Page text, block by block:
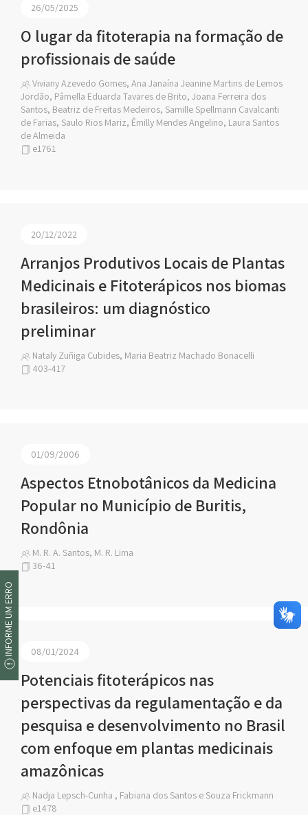
26/05/2025
O lugar da fitoterapia na formação de
profissionais de saúde
Viviany Azevedo Gomes, Ana Janaína Jeanine Martins de Lemos
Jordão, Pâmella Eduarda Tavares de Brito, Joana Ferreira dos
Santos, Beatriz de Freitas Medeiros, Samille Spellmann Cavalcanti
de Farias, Saulo Rios Mariz, Êmilly Mendes Angelino, Laura Santos
de Almeida
e1761
20/12/2022
Arranjos Produtivos Locais de Plantas
Medicinais e Fitoterápicos nos biomas
brasileiros: um diagnóstico
preliminar
Nataly Zuñiga Cubides, Maria Beatriz Machado Bonacelli
403-417
01/09/2006
Aspectos Etnobotânicos da Medicina
Popular no Município de Buritis,
Rondônia
M. R. A. Santos, M. R. Lima
36-41
08/01/2024
Potenciais fitoterápicos nas
perspectivas da regulamentação e da
pesquisa e desenvolvimento no Brasil
com enfoque em plantas medicinais
amazônicas
Nadja Lepsch-Cunha , Fabiana dos Santos e Souza Frickmann
e1478
INFORME UM ERRO